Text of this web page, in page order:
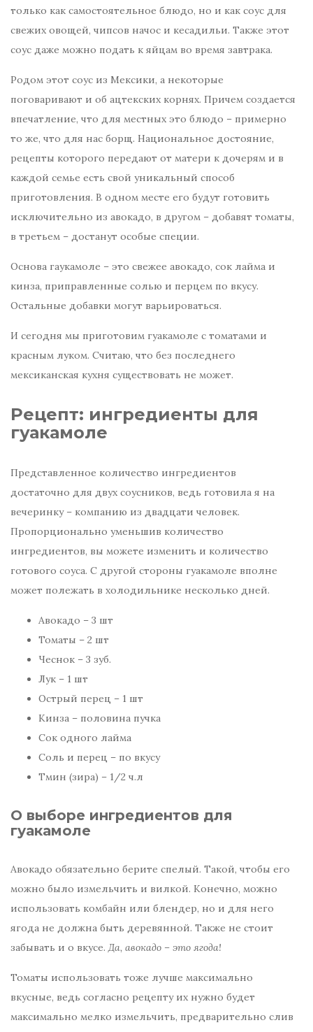
только как самостоятельное блюдо, но и как соус для
свежих овощей, чипсов начос и кесадильи. Также этот
соус даже можно подать к яйцам во время завтрака.
Родом этот соус из Мексики, а некоторые
поговаривают и об ацтекских корнях. Причем создается
впечатление, что для местных это блюдо – примерно
то же, что для нас борщ. Национальное достояние,
рецепты которого передают от матери к дочерям и в
каждой семье есть свой уникальный способ
приготовления. В одном месте его будут готовить
исключительно из авокадо, в другом – добавят томаты,
в третьем – достанут особые специи.
Основа гаукамоле – это свежее авокадо, сок лайма и
кинза, приправленные солью и перцем по вкусу.
Остальные добавки могут варьироваться.
И сегодня мы приготовим гуакамоле с томатами и
красным луком. Считаю, что без последнего
мексиканская кухня существовать не может.
Рецепт: ингредиенты для
гуакамоле
Представленное количество ингредиентов
достаточно для двух соусников, ведь готовила я на
вечеринку – компанию из двадцати человек.
Пропорционально уменьшив количество
ингредиентов, вы можете изменить и количество
готового соуса. С другой стороны гуакамоле вполне
может полежать в холодильнике несколько дней.
Авокадо – 3 шт
Томаты – 2 шт
Чеснок – 3 зуб.
Лук – 1 шт
Острый перец – 1 шт
Кинза – половина пучка
Сок одного лайма
Соль и перец – по вкусу
Тмин (зира) – 1/2 ч.л
О выборе ингредиентов для
гуакамоле
Авокадо обязательно берите спелый. Такой, чтобы его
можно было измельчить и вилкой. Конечно, можно
использовать комбайн или блендер, но и для него
ягода не должна быть деревянной. Также не стоит
забывать и о вкусе.Да, авокадо – это ягода!
Томаты использовать тоже лучше максимально
вкусные, ведь согласно рецепту их нужно будет
максимально мелко измельчить, предварительно слив